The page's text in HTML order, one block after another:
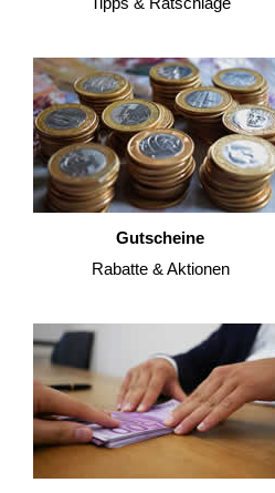
Gutscheine
Rabatte & Aktionen